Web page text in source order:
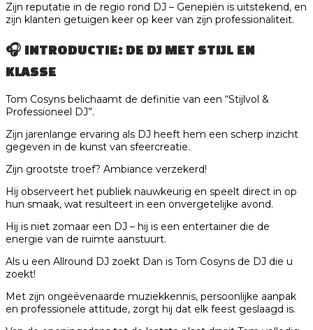
Zijn reputatie in de regio rond DJ – Genepiën is uitstekend, en
zijn klanten getuigen keer op keer van zijn professionaliteit.
🎧 INTRODUCTIE: DE DJ MET STIJL EN
KLASSE
Tom Cosyns belichaamt de definitie van een “Stijlvol &
Professioneel DJ”.
Zijn jarenlange ervaring als DJ heeft hem een scherp inzicht
gegeven in de kunst van sfeercreatie.
Zijn grootste troef? Ambiance verzekerd!
Hij observeert het publiek nauwkeurig en speelt direct in op
hun smaak, wat resulteert in een onvergetelijke avond.
Hij is niet zomaar een DJ – hij is een entertainer die de
energie van de ruimte aanstuurt.
Als u een Allround DJ zoekt Dan is Tom Cosyns de DJ die u
zoekt!
Met zijn ongeëvenaarde muziekkennis, persoonlijke aanpak
en professionele attitude, zorgt hij dat elk feest geslaagd is.